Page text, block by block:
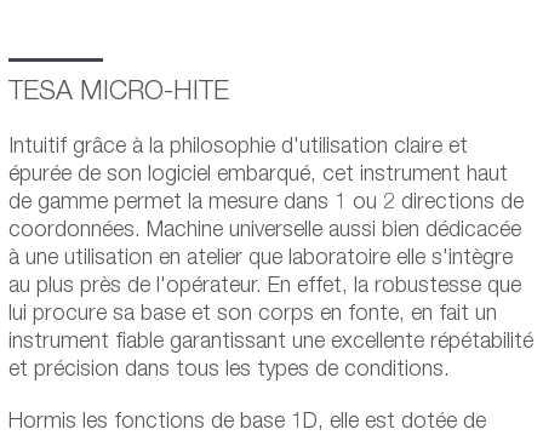
TESA MICRO-HITE
Intuitif grâce à la philosophie d'utilisation claire et
épurée de son logiciel embarqué, cet instrument haut
de gamme permet la mesure dans 1 ou 2 directions de
coordonnées. Machine universelle aussi bien dédicacée
à une utilisation en atelier que laboratoire elle s'intègre
au plus près de l'opérateur. En effet, la robustesse que
lui procure sa base et son corps en fonte, en fait un
instrument fiable garantissant une excellente répétabilité
et précision dans tous les types de conditions.
Hormis les fonctions de base 1D, elle est dotée de